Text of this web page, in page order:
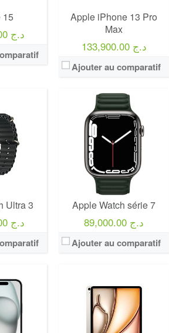
15
220,000.00 د.ج
Apple iPhone 13 Pro
Max
133,900.00 د.ج
Ajouter au comparatif
Ultra 3
259,675.00 د.ج
Apple Watch série 7
89,000.00 د.ج
Ajouter au comparatif